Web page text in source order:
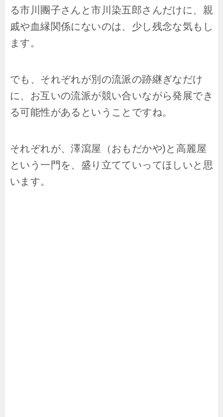
る市川團子さんと市川染五郎さんだけに、親
戚や血縁関係にないのは、少し残念な気もし
ます。
でも、それぞれが別の流派の跡継ぎなだけ
に、お互いの流派が競い合いながら発展でき
る可能性があるということですね。
それぞれが、澤瀉屋（おもだかや)と高麗屋
という一門を、盛り立てていってほしいと思
います。